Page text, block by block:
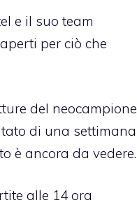
e il suo team
per ciò che
del neocampione
di una settimana
è ancora da vedere.
alle 14 ora